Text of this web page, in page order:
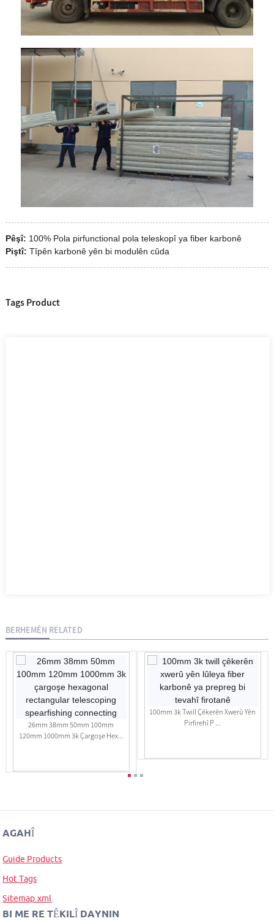
Pêşî: 100% Pola pirfunctional pola teleskopî ya fiber karbonê
Piştî: Tîpên karbonê yên bi modulên cûda
Tags Product
BERHEMÊN RELATED
26mm 38mm 50mm 100mm
120mm 1000mm 3k Çargoşe Hex...
100mm 3k Twill Çêkerên Xwerû Yên
Pirfirehî P ...
AGAHÎ
Guide Products
Hot Tags
Sitemap.xml
BI ME RE TÊKILÎ DAYNIN